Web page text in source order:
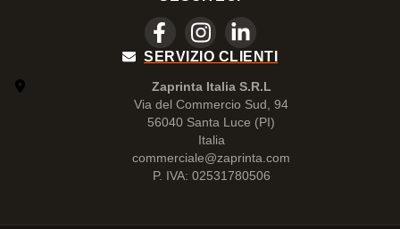
SERVIZIO CLIENTI
Zaprinta Italia S.R.L
Via del Commercio Sud, 94
56040 Santa Luce (PI)
Italia
commerciale@zaprinta.com
P. IVA: 02531780506